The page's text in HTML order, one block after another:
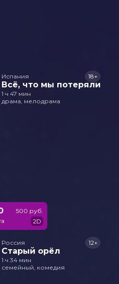
Испания
Всё, что мы потеряли
18+
1 ч 47 мин
драма, мелодрама
500 руб.
2D
Россия
Старый орёл
12+
1 ч 34 мин
семейный, комедия